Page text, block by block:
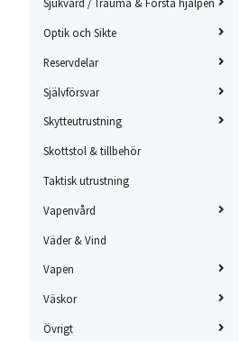
Sjukvård / Trauma & Första hjälpen
Optik och Sikte
Reservdelar
Självförsvar
Skytteutrustning
Skottstol & tillbehör
Taktisk utrustning
Vapenvård
Väder & Vind
Vapen
Väskor
Övrigt